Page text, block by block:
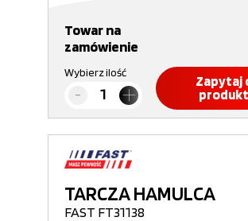
Towar na
zamówienie
Wybierz ilość
Zapytaj
produkt
TARCZA HAMULCA
FAST FT31138